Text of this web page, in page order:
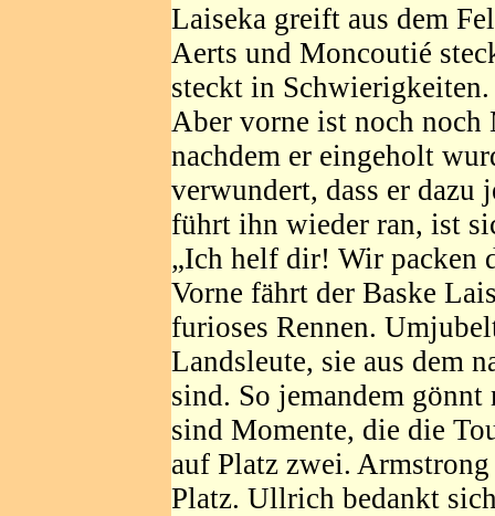
Laiseka greift aus dem
Aerts und Moncoutié
steckt in
Aber vorne ist noch
nachdem er eingeholt
verwundert, dass er
führt ihn wieder ran, ist
„Ich helf dir! Wir packen
Vorne fährt der Baske
furioses Rennen.
Landsleute, sie aus dem
sind. So jemandem
sind Momente, die die
auf Platz zwei.
Platz. Ullrich bedankt